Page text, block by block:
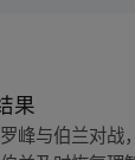
果
峰与伯兰对战